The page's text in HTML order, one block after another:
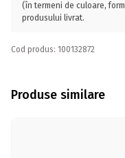
(în termeni de culoare,
produsului livrat.
Cod produs: 100132872
Produse similare